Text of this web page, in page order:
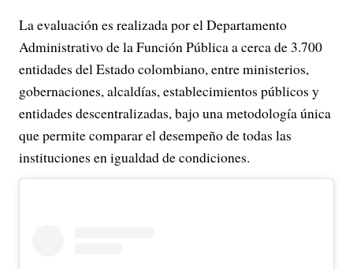
La evaluación es realizada por el Departamento
Administrativo de la Función Pública a cerca de 3.700
entidades del Estado colombiano, entre ministerios,
gobernaciones, alcaldías, establecimientos públicos y
entidades descentralizadas, bajo una metodología única
que permite comparar el desempeño de todas las
instituciones en igualdad de condiciones.